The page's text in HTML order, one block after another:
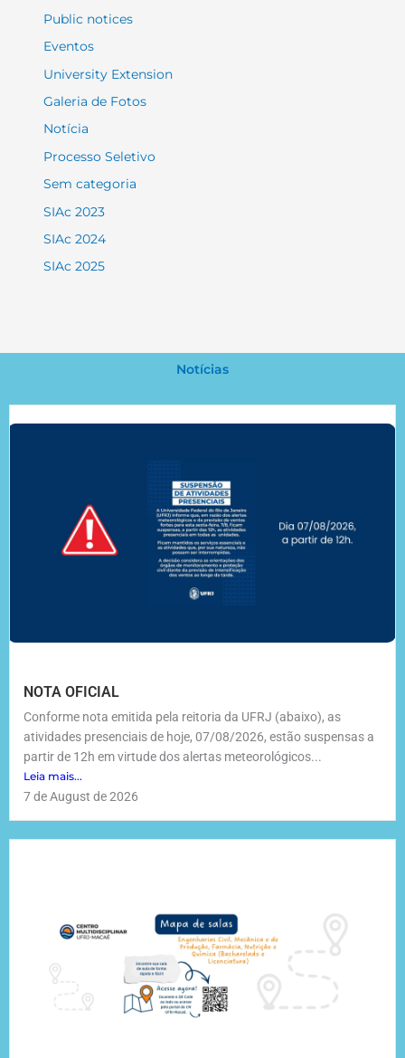
Public notices
Eventos
University Extension
Galeria de Fotos
Notícia
Processo Seletivo
Sem categoria
SIAc 2023
SIAc 2024
SIAc 2025
Notícias
NOTA OFICIAL
Conforme nota emitida pela reitoria da UFRJ (abaixo), as
atividades presenciais de hoje, 07/08/2026, estão suspensas a
partir de 12h em virtude dos alertas meteorológicos...
Leia mais...
7 de August de 2026